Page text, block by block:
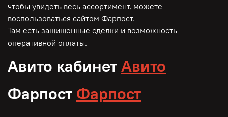
чтобы увидеть весь ассортимент, можете
воспользоваться сайтом Фарпост.
Там есть защищенные сделки и возможность
оперативной оплаты.
Авито кабинетАвито
Фарпост Фарпост